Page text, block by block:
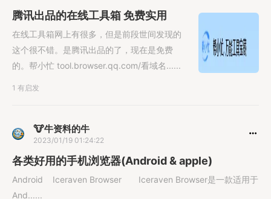
腾讯出品的在线工具箱 免费实用
在线工具箱网上有很多，但是前段世间发现的
这个很不错。是腾讯出品的了，现在是免费
的。帮小忙 tool.browser.qq.com/看域名......
1 有启发
🐮牛资料的牛
2023/01/19 01:24:22
各类好用的手机浏览器(Android & apple)
Android Iceraven Browser Iceraven Browser是一款适用于
And......